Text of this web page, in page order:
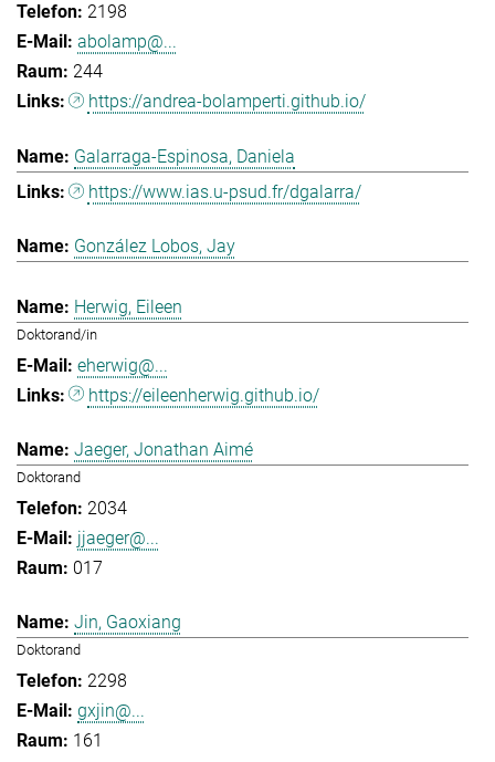
2198
abolamp@...
244
https://andrea-bolamperti.github.io/
Galarraga-Espinosa, Daniela
https://www.ias.u-psud.fr/dgalarra/
González Lobos, Jay
Herwig, Eileen
Doktorand/in
eherwig@...
https://eileenherwig.github.io/
Jaeger, Jonathan Aimé
Doktorand
2034
jjaeger@...
017
Jin, Gaoxiang
Doktorand
2298
gxjin@...
161